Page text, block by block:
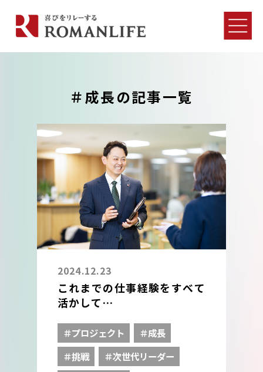
＃成長の記事一覧
2024.12.23
これまでの仕事経験をすべて
活かして
デュースする。
＃プロジェクト
＃成長
＃挑戦
＃次世代リーダー